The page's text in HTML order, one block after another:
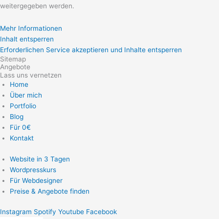
weitergegeben werden.
Mehr Informationen
Inhalt entsperren
Erforderlichen Service akzeptieren und Inhalte entsperren
Sitemap
Angebote
Lass uns vernetzen
Home
Über mich
Portfolio
Blog
Für 0€
Kontakt
Website in 3 Tagen
Wordpresskurs
Für Webdesigner
Preise & Angebote finden
Instagram Spotify Youtube Facebook